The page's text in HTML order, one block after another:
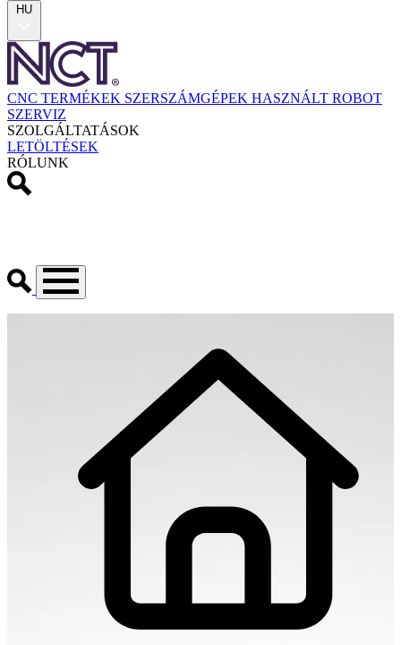
HU
CNC TERMÉKEK SZERSZÁMGÉPEK HASZNÁLT ROBOT
SZERVIZ
SZOLGÁLTATÁSOK
LETÖLTÉSEK
RÓLUNK